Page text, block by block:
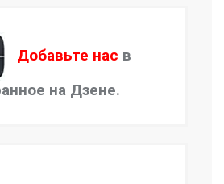
Добавьте нас в
на Дзене.